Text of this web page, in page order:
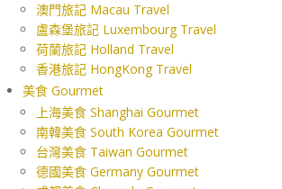
澳門旅記 Macau Travel
盧森堡旅記 Luxembourg Travel
荷蘭旅記 Holland Travel
香港旅記 HongKong Travel
美食 Gourmet
上海美食 Shanghai Gourmet
南韓美食 South Korea Gourmet
台灣美食 Taiwan Gourmet
德國美食 Germany Gourmet